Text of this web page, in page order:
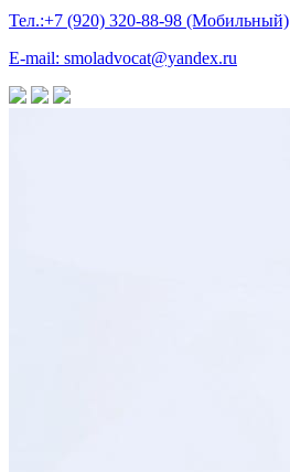
Тел.:+7 (920) 320-88-98 (Мобильный)
E-mail: smoladvocat@yandex.ru